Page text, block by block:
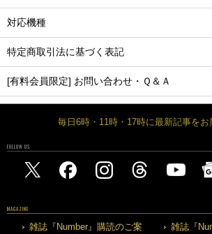
対応機種
特定商取引法に基づく表記
[有料会員限定] お問い合わせ・Ｑ＆Ａ
毎日6時・11時・17時に最新記事をお
FOLLOW US
MAGAZINE
雑誌『Number』購読のご案
雑誌『